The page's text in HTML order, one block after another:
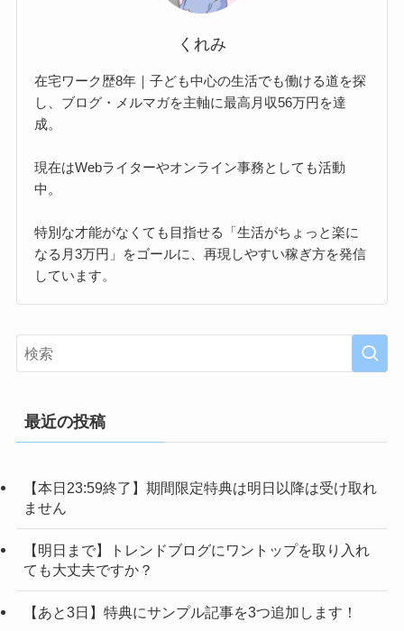
くれみ
在宅ワーク歴8年｜子ども中心の生活でも働ける道を探
し、ブログ・メルマガを主軸に最高月収56万円を達
成。
現在はWebライターやオンライン事務としても活動
中。
特別な才能がなくても目指せる「生活がちょっと楽に
なる月3万円」をゴールに、再現しやすい稼ぎ方を発信
しています。
最近の投稿
【本日23:59終了】期間限定特典は明日以降は受け取れ
ません
【明日まで】トレンドブログにワントップを取り入れ
ても大丈夫ですか？
【あと3日】特典にサンプル記事を3つ追加します！